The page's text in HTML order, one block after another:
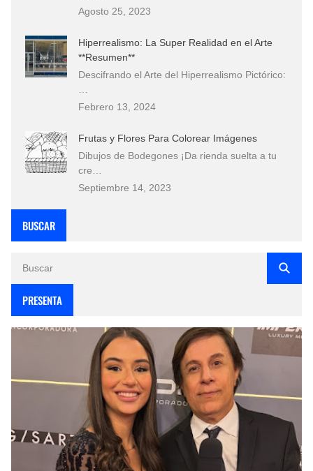
Agosto 25, 2023
Hiperrealismo: La Super Realidad en el Arte
**Resumen**
Descifrando el Arte del Hiperrealismo Pictórico:
Febrero 13, 2024
Frutas y Flores Para Colorear Imágenes
Dibujos de Bodegones ¡Da rienda suelta a tu
cre…
Septiembre 14, 2023
BUSCAR
PRESENTA